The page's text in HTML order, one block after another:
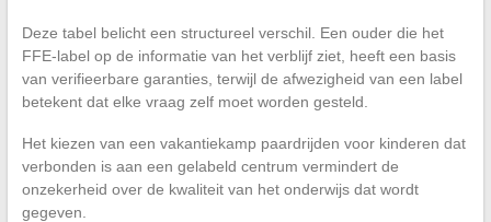
Deze tabel belicht een structureel verschil. Een ouder die het
FFE-label op de informatie van het verblijf ziet, heeft een basis
van verifieerbare garanties, terwijl de afwezigheid van een label
betekent dat elke vraag zelf moet worden gesteld.
Het kiezen van een vakantiekamp paardrijden voor kinderen dat
verbonden is aan een gelabeld centrum vermindert de
onzekerheid over de kwaliteit van het onderwijs dat wordt
gegeven.